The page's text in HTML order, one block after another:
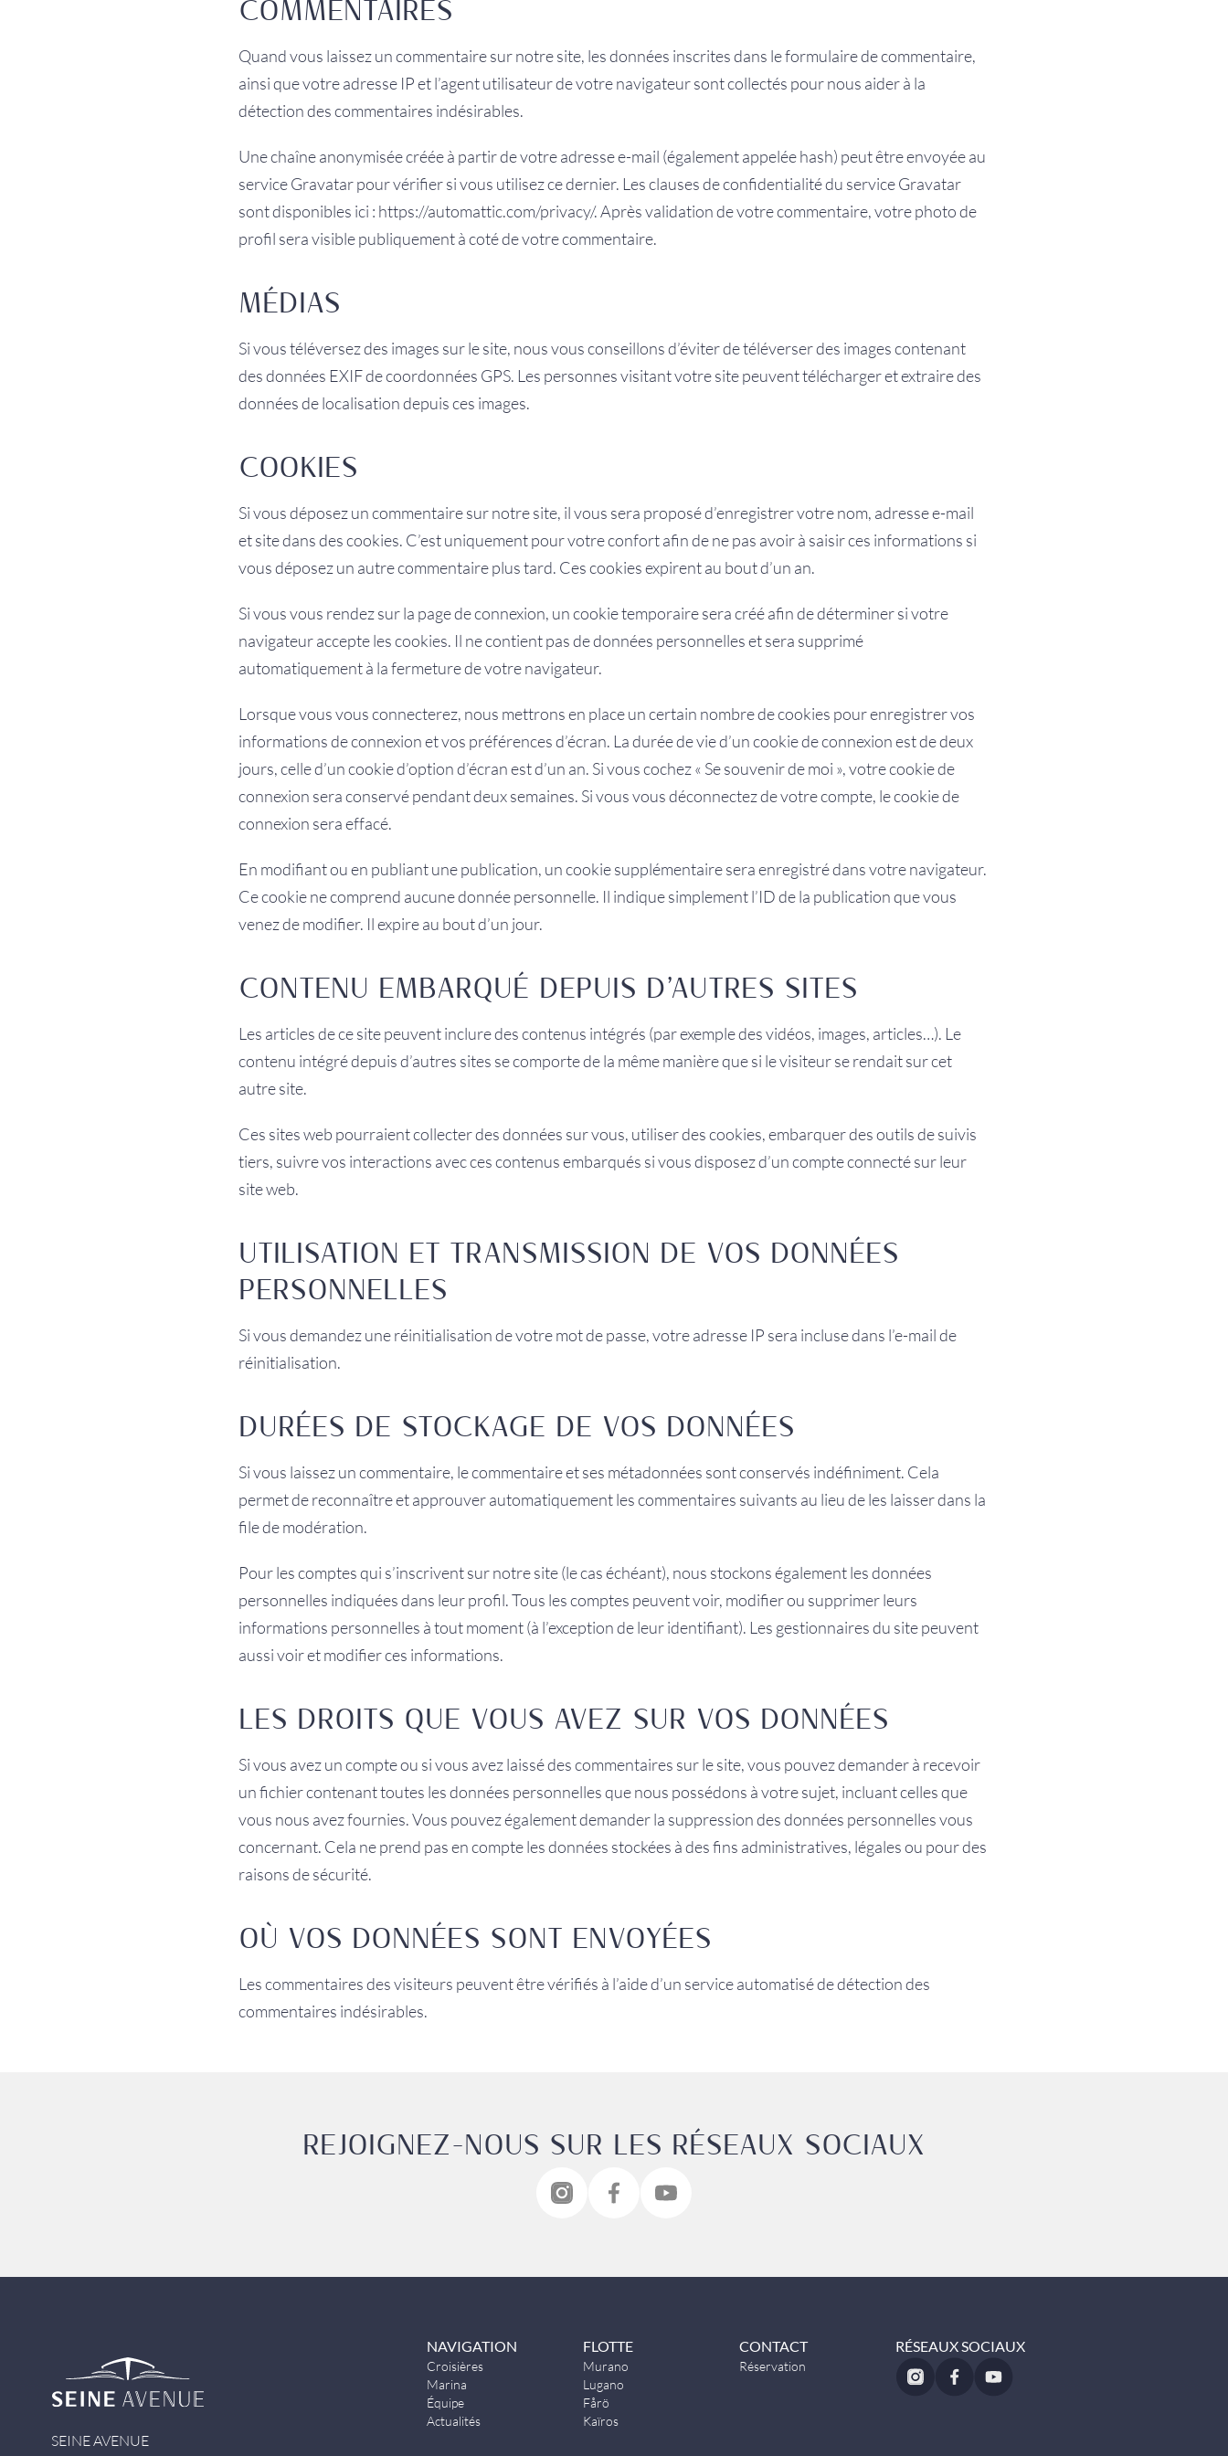
COMMENTAIRES
Quand vous laissez un commentaire sur notre site, les données inscrites dans le formulaire de commentaire,
ainsi que votre adresse IP et l’agent utilisateur de votre navigateur sont collectés pour nous aider à la
détection des commentaires indésirables.
Une chaîne anonymisée créée à partir de votre adresse e-mail (également appelée hash) peut être envoyée au
service Gravatar pour vérifier si vous utilisez ce dernier. Les clauses de confidentialité du service Gravatar
sont disponibles ici : https://automattic.com/privacy/. Après validation de votre commentaire, votre photo de
profil sera visible publiquement à coté de votre commentaire.
MÉDIAS
Si vous téléversez des images sur le site, nous vous conseillons d’éviter de téléverser des images contenant
des données EXIF de coordonnées GPS. Les personnes visitant votre site peuvent télécharger et extraire des
données de localisation depuis ces images.
COOKIES
Si vous déposez un commentaire sur notre site, il vous sera proposé d’enregistrer votre nom, adresse e-mail
et site dans des cookies. C’est uniquement pour votre confort afin de ne pas avoir à saisir ces informations si
vous déposez un autre commentaire plus tard. Ces cookies expirent au bout d’un an.
Si vous vous rendez sur la page de connexion, un cookie temporaire sera créé afin de déterminer si votre
navigateur accepte les cookies. Il ne contient pas de données personnelles et sera supprimé
automatiquement à la fermeture de votre navigateur.
Lorsque vous vous connecterez, nous mettrons en place un certain nombre de cookies pour enregistrer vos
informations de connexion et vos préférences d’écran. La durée de vie d’un cookie de connexion est de deux
jours, celle d’un cookie d’option d’écran est d’un an. Si vous cochez « Se souvenir de moi », votre cookie de
connexion sera conservé pendant deux semaines. Si vous vous déconnectez de votre compte, le cookie de
connexion sera effacé.
En modifiant ou en publiant une publication, un cookie supplémentaire sera enregistré dans votre navigateur.
Ce cookie ne comprend aucune donnée personnelle. Il indique simplement l’ID de la publication que vous
venez de modifier. Il expire au bout d’un jour.
CONTENU EMBARQUÉ DEPUIS D’AUTRES SITES
Les articles de ce site peuvent inclure des contenus intégrés (par exemple des vidéos, images, articles…). Le
contenu intégré depuis d’autres sites se comporte de la même manière que si le visiteur se rendait sur cet
autre site.
Ces sites web pourraient collecter des données sur vous, utiliser des cookies, embarquer des outils de suivis
tiers, suivre vos interactions avec ces contenus embarqués si vous disposez d’un compte connecté sur leur
site web.
UTILISATION ET TRANSMISSION DE VOS DONNÉES
PERSONNELLES
Si vous demandez une réinitialisation de votre mot de passe, votre adresse IP sera incluse dans l’e-mail de
réinitialisation.
DURÉES DE STOCKAGE DE VOS DONNÉES
Si vous laissez un commentaire, le commentaire et ses métadonnées sont conservés indéfiniment. Cela
permet de reconnaître et approuver automatiquement les commentaires suivants au lieu de les laisser dans la
file de modération.
Pour les comptes qui s’inscrivent sur notre site (le cas échéant), nous stockons également les données
personnelles indiquées dans leur profil. Tous les comptes peuvent voir, modifier ou supprimer leurs
informations personnelles à tout moment (à l’exception de leur identifiant). Les gestionnaires du site peuvent
aussi voir et modifier ces informations.
LES DROITS QUE VOUS AVEZ SUR VOS DONNÉES
Si vous avez un compte ou si vous avez laissé des commentaires sur le site, vous pouvez demander à recevoir
un fichier contenant toutes les données personnelles que nous possédons à votre sujet, incluant celles que
vous nous avez fournies. Vous pouvez également demander la suppression des données personnelles vous
concernant. Cela ne prend pas en compte les données stockées à des fins administratives, légales ou pour des
raisons de sécurité.
OÙ VOS DONNÉES SONT ENVOYÉES
Les commentaires des visiteurs peuvent être vérifiés à l’aide d’un service automatisé de détection des
commentaires indésirables.
REJOIGNEZ-NOUS SUR LES RÉSEAUX SOCIAUX
SEINE AVENUE
NAVIGATION
Croisières
Marina
Équipe
Actualités
FLOTTE
Murano
Lugano
Fårö
Kaïros
CONTACT
Réservation
RÉSEAUX SOCIAUX